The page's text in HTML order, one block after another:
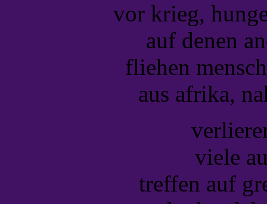
vor krieg,
auf denen
fliehen
aus afrika,
viele
treffen auf